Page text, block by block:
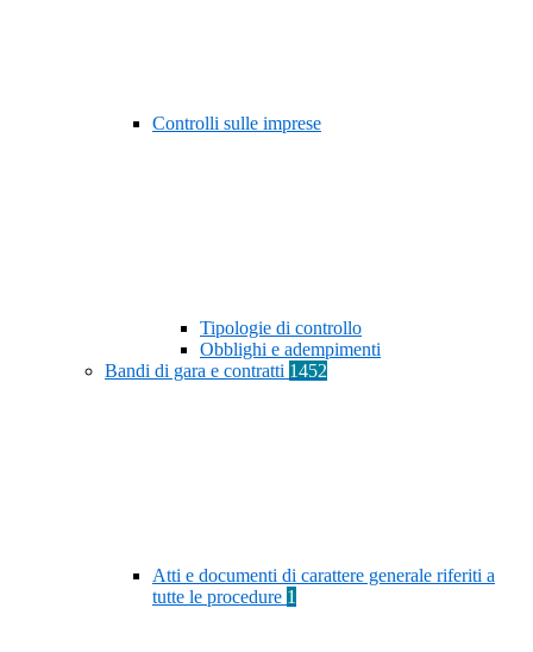
Controlli sulle imprese
Tipologie di controllo
Obblighi e adempimenti
Bandi di gara e contratti 1452
Atti e documenti di carattere generale riferiti a
tutte le procedure 1